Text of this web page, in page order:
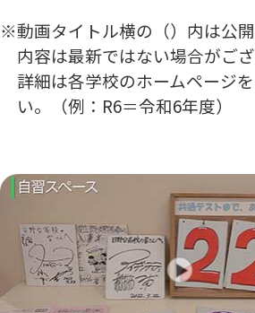
動画タイトル横の（）内は公開
内容は最新ではない場合がござ
詳細は各学校のホームページ
い。（例：R6＝令和6年度）